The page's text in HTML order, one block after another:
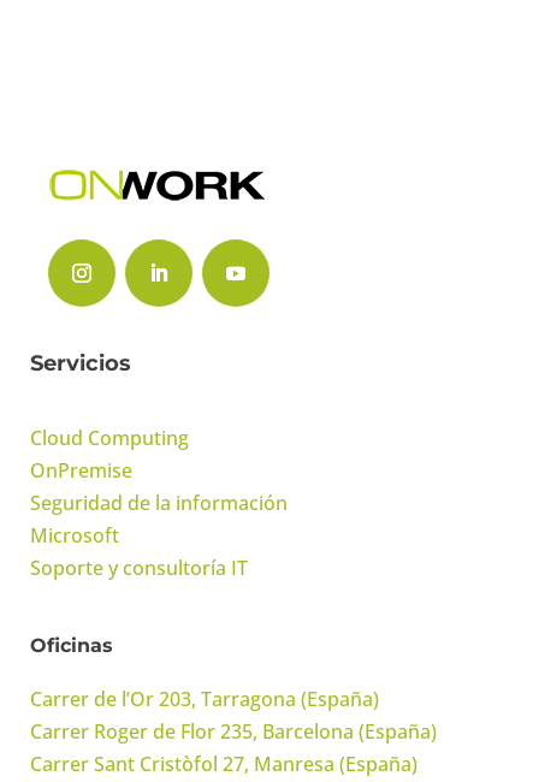
Servicios
Cloud Computing
OnPremise
Seguridad de la información
Microsoft
Soporte y consultoría IT
Oficinas
Carrer de l’Or 203, Tarragona (España)
Carrer Roger de Flor 235, Barcelona (España)
Carrer Sant Cristòfol 27, Manresa (España)